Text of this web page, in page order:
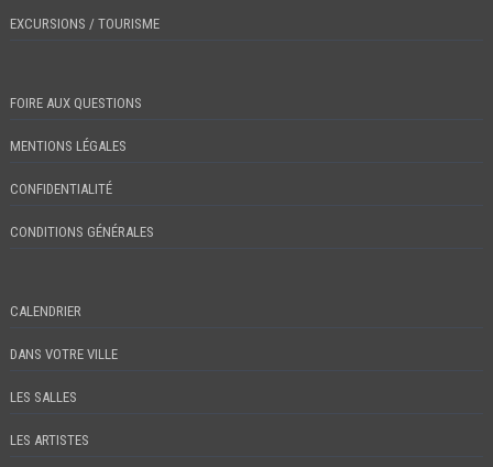
EXCURSIONS / TOURISME
FOIRE AUX QUESTIONS
MENTIONS LÉGALES
CONFIDENTIALITÉ
CONDITIONS GÉNÉRALES
CALENDRIER
DANS VOTRE VILLE
LES SALLES
LES ARTISTES